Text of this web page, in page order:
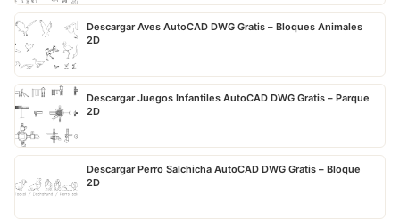
Descargar Aves AutoCAD DWG Gratis – Bloques Animales
2D
Descargar Juegos Infantiles AutoCAD DWG Gratis – Parque
2D
Descargar Perro Salchicha AutoCAD DWG Gratis – Bloque
2D